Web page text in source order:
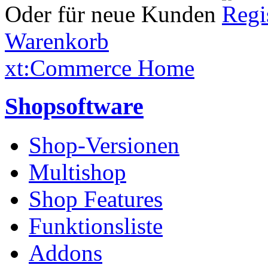
Oder für neue Kunden
Warenkorb
xt:Commerce Home
Shopsoftware
Shop-Versionen
Multishop
Shop Features
Funktionsliste
Addons